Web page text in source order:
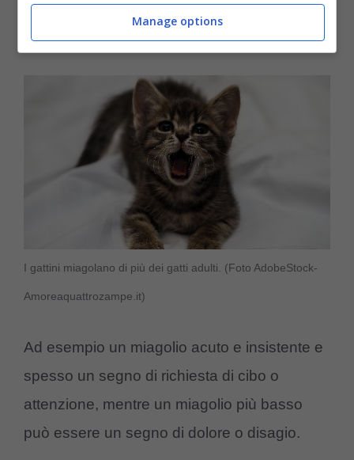
importante prestare attenzione al tono, al
volume e al contesto del miagolio.
I gattini miagolano di più dei gatti adulti. (Foto AdobeStock-
Amoreaquattrozampe.it)
Ad esempio un miagolio acuto e insistente e
spesso un segno di richiesta di cibo o
attenzione, mentre un miagolio più basso
può essere un segno di dolore o disagio.
Manage options